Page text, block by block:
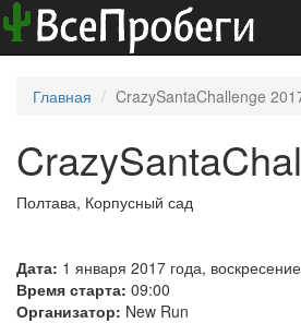
Главная CrazySantaChallenge
Полтава, Корпусный сад
Дата: 1 января 2017 года, воскресение
Время старта: 09:00
Организатор: New Run